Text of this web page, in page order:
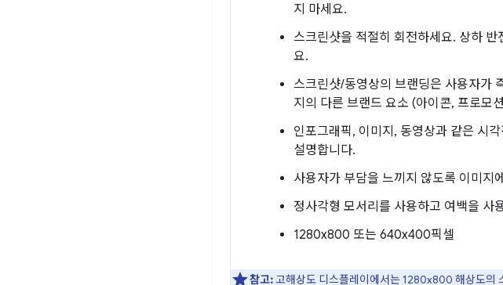
지 마세요.
스크린샷을 적절히 회전하세요. 상하
요.
스크린샷/동영상의 브랜딩은 사용자가
지의 다른 브랜드 요소 (아이콘, 프로모
인포그래픽, 이미지, 동영상과 같은 시
설명합니다.
사용자가 부담을 느끼지 않도록 이미지
정사각형 모서리를 사용하고 여백을 사
1280x800 또는 640x400픽셀
참고:고해상도 디스플레이에서는 1280x800 해상도의